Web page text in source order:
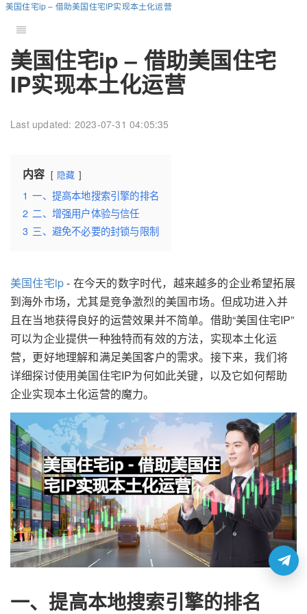
美国住宅ip – 借助美国住宅IP实现本土化运营
美国住宅ip – 借助美国住宅
IP实现本土化运营
Last updated: 2023-07-31 04:05:35
内容 隐藏
1 一、提高本地搜索引擎的排名
2 二、增强用户体验与信任
3 三、避免不必要的封锁与限制
美国住宅ip- 在今天的数字时代，越来越多的企业希望拓展
到海外市场，尤其是竞争激烈的美国市场。但成功进入并
且在当地获得良好的运营效果并不简单。借助“美国住宅IP”
可以为企业提供一种独特而有效的方法，实现本土化运
营，更好地理解和满足美国客户的需求。接下来，我们将
详细探讨使用美国住宅IP为何如此关键，以及它如何帮助
企业实现本土化运营的魔力。
一、提高本地搜索引擎的排名